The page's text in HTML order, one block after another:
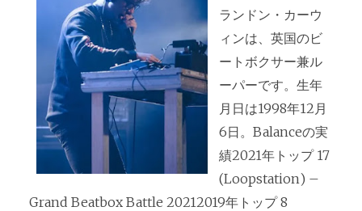
ランドン・カーウ
ィンは、英国のビ
ートボクサー兼ル
ーパーです。生年
月日は1998年12月
6日。Balanceの実
績2021年トップ 17
(Loopstation) –
Grand Beatbox Battle 20212019年トップ 8